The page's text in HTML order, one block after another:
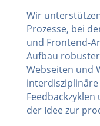
Wir
Prozesse, bei
und Frontend-
Aufbau
Webseiten und
der Idee zur